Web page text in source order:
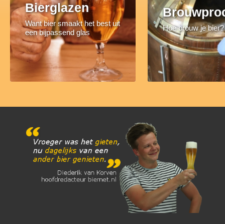
Bierglazen
Want bier smaakt het best uit
een bijpassend glas
Hoe brouw je bier?